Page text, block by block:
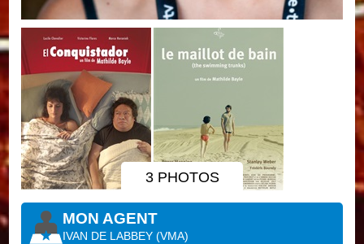
3 PHOTOS
MON AGENT
IVAN DE LABBEY (VMA)